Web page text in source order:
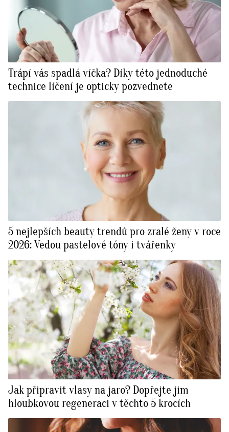
Trápí vás spadlá víčka? Díky této jednoduché
technice líčení je opticky pozvednete
5 nejlepších beauty trendů pro zralé ženy v roce
2026: Vedou pastelové tóny i tvářenky
Jak připravit vlasy na jaro? Dopřejte jim
hloubkovou regeneraci v těchto 5 krocích